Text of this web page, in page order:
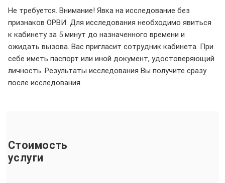
Не требуется. Внимание! Явка на исследование без
признаков ОРВИ. Для исследования необходимо явиться
к кабинету за 5 минут до назначенного времени и
ожидать вызова. Вас пригласит сотрудник кабинета. При
себе иметь паспорт или иной документ, удостоверяющий
личность. Результаты исследования Вы получите сразу
после исследования.
Стоимость
услуги